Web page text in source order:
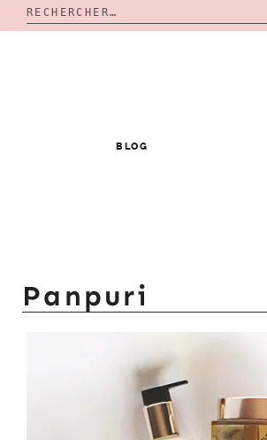
Rechercher :
BLOG
Panpuri